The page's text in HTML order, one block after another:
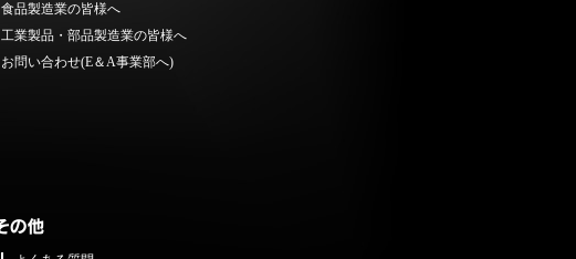
食品製造業の皆様へ
工業製品・部品製造業の皆様へ
お問い合わせ(E＆A事業部へ)